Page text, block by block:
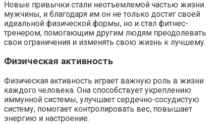
Новые привычки стали неотъемлемой частью жизни
мужчины, и благодаря им он не только достиг своей
идеальной физической формы, но и стал фитнес-
тренером, помогающим другим людям преодолевать
свои ограничения и изменять свою жизнь к лучшему.
Физическая активность
Физическая активность играет важную роль в жизни
каждого человека. Она способствует укреплению
иммунной системы, улучшает сердечно-сосудистую
систему, помогает контролировать вес, повышает
энергию и настроение.